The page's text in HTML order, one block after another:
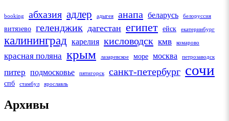
booking абхазия адлер адыгея анапа беларусь белоруссия
витязево геленджик дагестан египет ейск екатеринбург
калининград карелия кисловодск кмв комарово
красная поляна крым лазаревское море москва петрозаводск
питер подмосковье пятигорск санкт-петербург сочи
спб стамбул ярославль
Архивы